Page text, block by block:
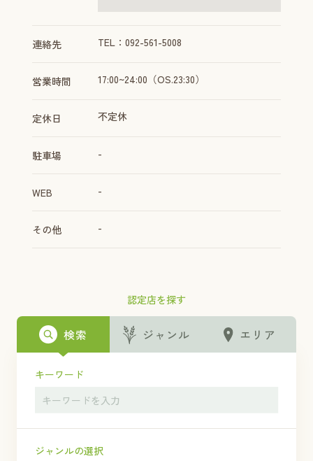
認定店を探す
検索 ジャンル エリア
キーワード
ジャンルの選択
連絡先 TEL：092-561-5008
営業時間 17:00~24:00（OS.23:30）
定休日 不定休
駐車場 -
WEB -
その他 -